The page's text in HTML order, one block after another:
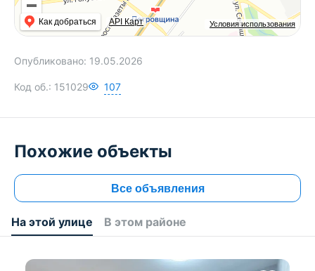
Условия использования
Как добраться API Карт
Опубликовано: 19.05.2026
Код об.: 151029 107
Похожие объекты
Все объявления
На этой улице В этом районе